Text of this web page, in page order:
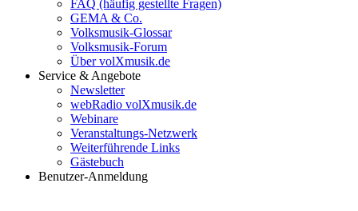
FAQ (häufig gestellte Fragen)
GEMA & Co.
Volksmusik-Glossar
Volksmusik-Forum
Über volXmusik.de
Service & Angebote
Newsletter
webRadio volXmusik.de
Webinare
Veranstaltungs-Netzwerk
Weiterführende Links
Gästebuch
Benutzer-Anmeldung